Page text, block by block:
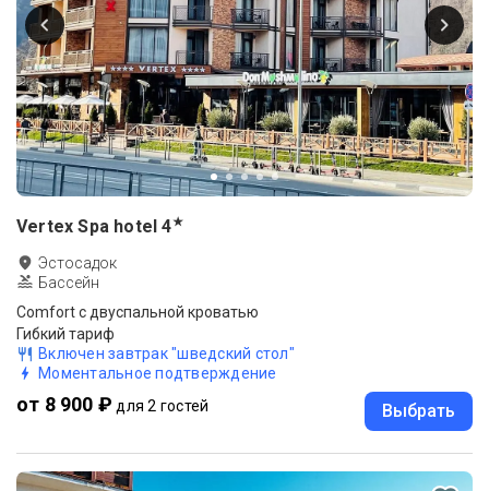
Vertex Spa hotel 4★
Эстосадок
Бассейн
Comfort с двуспальной кроватью
Гибкий тариф
Включен завтрак "шведский стол"
Моментальное подтверждение
от 8 900 ₽ для 2 гостей Выбрать